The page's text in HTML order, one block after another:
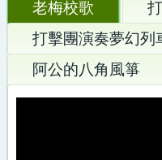
老梅校歌
打擊團演奏夢幻列
阿公的八角風箏